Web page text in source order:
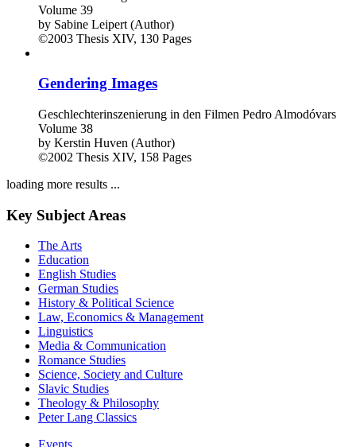
Volume 39
by Sabine Leipert (Author)
©2003 Thesis XIV, 130 Pages
Gendering Images
Geschlechterinszenierung in den Filmen Pedro Almodóvars
Volume 38
by Kerstin Huven (Author)
©2002 Thesis XIV, 158 Pages
loading more results ...
Key Subject Areas
The Arts
Education
English Studies
German Studies
History & Political Science
Law, Economics & Management
Linguistics
Media & Communication
Romance Studies
Science, Society and Culture
Slavic Studies
Theology & Philosophy
Peter Lang Classics